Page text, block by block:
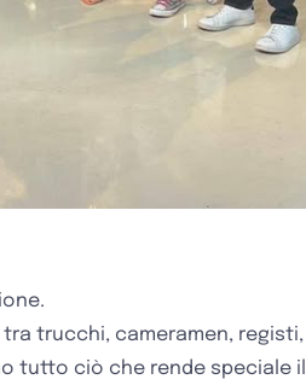
trucchi, cameramen, registi,
tutto ciò che rende speciale il